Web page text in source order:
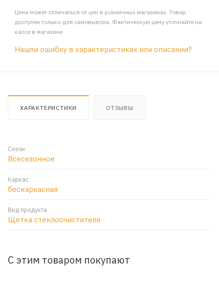
Цена может отличаться от цен в розничных магазинах. Товар
доступен только для самовывоза. Фактическую цену уточняйте на
кассе в магазине
Нашли ошибку в характеристиках или описании?
ХАРАКТЕРИСТИКИ ОТЗЫВЫ
Сезон
Всесезонное
Каркас
бескаркасная
Вид продукта
Щетка стеклоочистителя
С этим товаром покупают